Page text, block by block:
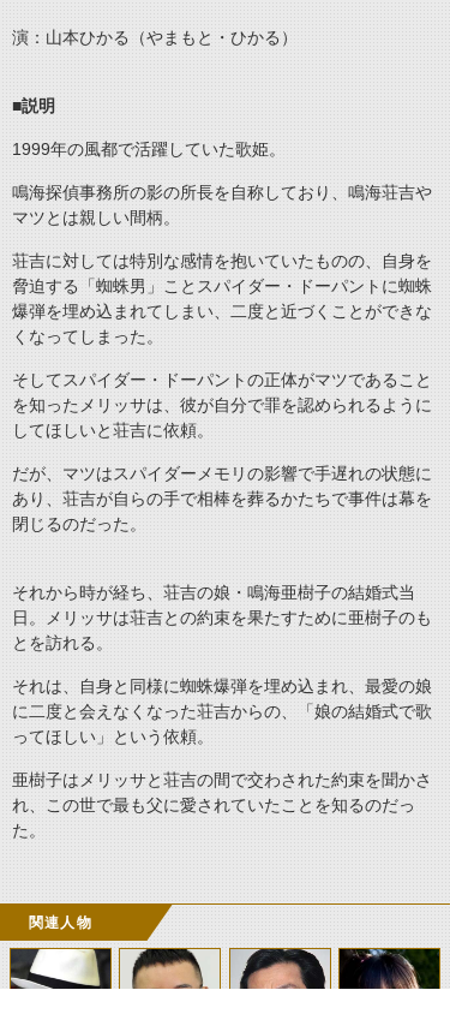
演：山本ひかる（やまもと・ひかる）
■説明
1999年の風都で活躍していた歌姫。
鳴海探偵事務所の影の所長を自称しており、鳴海荘吉や
マツとは親しい間柄。
荘吉に対しては特別な感情を抱いていたものの、自身を
脅迫する「蜘蛛男」ことスパイダー・ドーパントに蜘蛛
爆弾を埋め込まれてしまい、二度と近づくことができな
くなってしまった。
そしてスパイダー・ドーパントの正体がマツであること
を知ったメリッサは、彼が自分で罪を認められるように
してほしいと荘吉に依頼。
だが、マツはスパイダーメモリの影響で手遅れの状態に
あり、荘吉が自らの手で相棒を葬るかたちで事件は幕を
閉じるのだった。
それから時が経ち、荘吉の娘・鳴海亜樹子の結婚式当
日。メリッサは荘吉との約束を果たすために亜樹子のも
とを訪れる。
それは、自身と同様に蜘蛛爆弾を埋め込まれ、最愛の娘
に二度と会えなくなった荘吉からの、「娘の結婚式で歌
ってほしい」という依頼。
亜樹子はメリッサと荘吉の間で交わされた約束を聞かさ
れ、この世で最も父に愛されていたことを知るのだっ
た。
関連人物